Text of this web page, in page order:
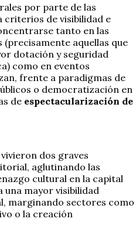
por parte de las
criterios de visibilidad e
tanto en las
aquellas que
dotación y seguridad
como en eventos
frente a paradigmas de
o democratización en
de espectacularización de
dos graves
aglutinando las
cultural en la capital
una mayor visibilidad
marginando sectores como
o la creación